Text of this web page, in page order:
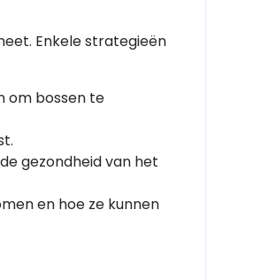
Enkele strategieën
om bossen te
gezondheid van het
en hoe ze kunnen